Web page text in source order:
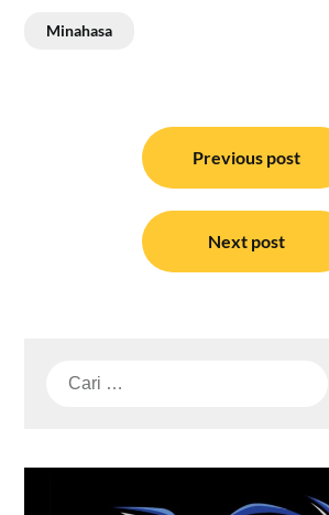
Minahasa
Previous post
Next post
Cari